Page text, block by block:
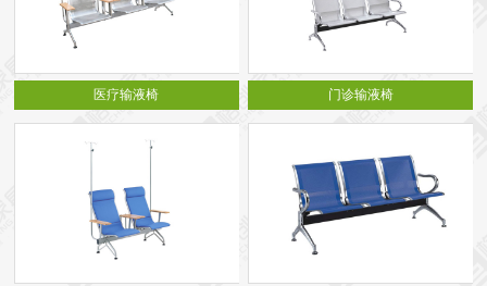
医疗输液椅 门诊输液椅